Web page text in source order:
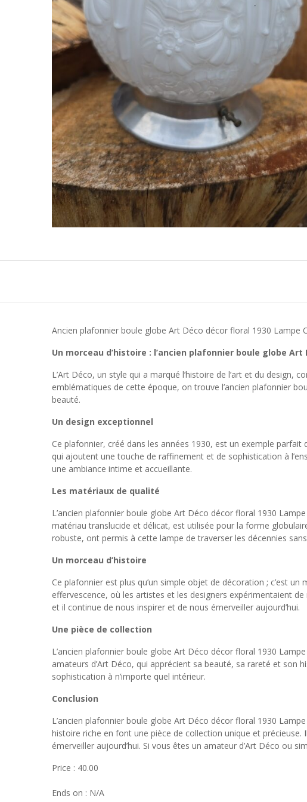
Ancien plafonnier boule globe Art Déco décor floral 1930 Lampe
Un morceau d’histoire : l’ancien plafonnier boule globe
L’Art Déco, un style qui a marqué l’histoire de l’art et du
emblématiques de cette époque, on trouve l’ancien plafonnier
beauté.
Un design exceptionnel
Ce plafonnier, créé dans les années 1930, est un exemple
qui ajoutent une touche de raffinement et de sophistication à
une ambiance intime et accueillante.
Les matériaux de qualité
L’ancien plafonnier boule globe Art Déco décor floral 1930
matériau translucide et délicat, est utilisée pour la forme
robuste, ont permis à cette lampe de traverser les décennies
Un morceau d’histoire
Ce plafonnier est plus qu’un simple objet de décoration ; c’est
effervescence, où les artistes et les designers expérimentaient
et il continue de nous inspirer et de nous émerveiller aujourd’hui.
Une pièce de collection
L’ancien plafonnier boule globe Art Déco décor floral 1930
amateurs d’Art Déco, qui apprécient sa beauté, sa rareté et son
sophistication à n’importe quel intérieur.
Conclusion
L’ancien plafonnier boule globe Art Déco décor floral 1930
histoire riche en font une pièce de collection unique et
émerveiller aujourd’hui. Si vous êtes un amateur d’Art Déco ou
Price : 40.00
Ends on : N/A